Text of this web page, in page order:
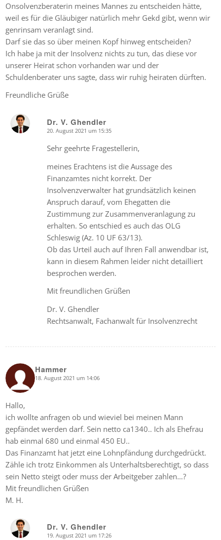
Onsolvenzberaterin meines Mannes zu entscheiden hätte,
weil es für die Gläubiger natürlich mehr Gekd gibt, wenn wir
genrinsam veranlagt sind.
Darf sie das so über meinen Kopf hinweg entscheiden?
Ich habe ja mit der Insolvenz nichts zu tun, das diese vor
unserer Heirat schon vorhanden war und der
Schuldenberater uns sagte, dass wir ruhig heiraten dürften.
Freundliche Grüße
Dr. V. Ghendler
20. August 2021 um 15:35
Sehr geehrte Fragestellerin,
meines Erachtens ist die Aussage des
Finanzamtes nicht korrekt. Der
Insolvenzverwalter hat grundsätzlich keinen
Anspruch darauf, vom Ehegatten die
Zustimmung zur Zusammenveranlagung zu
erhalten. So entschied es auch das OLG
Schleswig (Az. 10 UF 63/13).
Ob das Urteil auch auf Ihren Fall anwendbar ist,
kann in diesem Rahmen leider nicht detailliert
besprochen werden.
Mit freundlichen Grüßen
Dr. V. Ghendler
Rechtsanwalt, Fachanwalt für Insolvenzrecht
Hammer
says: 18. August 2021 um 14:06
Hallo,
ich wollte anfragen ob und wieviel bei meinen Mann
gepfändet werden darf. Sein netto ca1340.. Ich als Ehefrau
hab einmal 680 und einmal 450 EU..
Das Finanzamt hat jetzt eine Lohnpfändung durchgedrückt.
Zähle ich trotz Einkommen als Unterhaltsberechtigt, so dass
sein Netto steigt oder muss der Arbeitgeber zahlen…?
Mit freundlichen Grüßen
M. H.
Dr. V. Ghendler
19. August 2021 um 17:26